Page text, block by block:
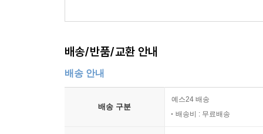
배송/반품/교환 안내
배송 안내
배송 구분
예스24 배송
배송비 : 무료배송